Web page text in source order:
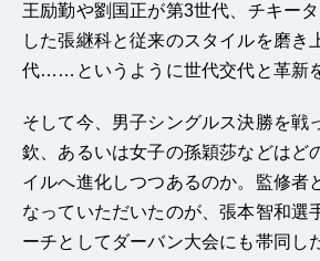
王励勤や劉国正が第3世代、チキー
した張継科と従来のスタイルを磨き
代……というように世代交代と革新
そして今、男子シングルス決勝を戦
欽、あるいは女子の孫穎莎などはど
イルへ進化しつつあるのか。監修者
なっていただいたのが、張本智和選
ーチとしてダーバン大会にも帯同し